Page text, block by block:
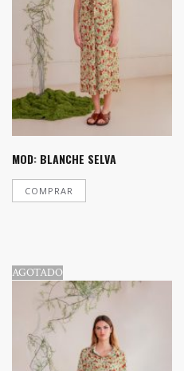
MOD: BLANCHE SELVA
COMPRAR
AGOTADO